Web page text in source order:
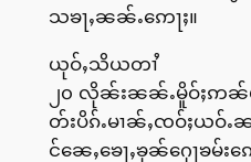
သၶႃႇၼၼ်ႉဢေႃႈ။
ယုဝ်ႇသိယတၢႆ
၂၀ လိုၼ်းၼၼ်ႉမိူဝ်ႈဢၼ်
တ်းပိၵ်ႉမၢၼ်ႇၸဝ်ႈယဝ်
င်ၼေႇၶေႃႇၶုၼ်ႁေႃၶမ်း